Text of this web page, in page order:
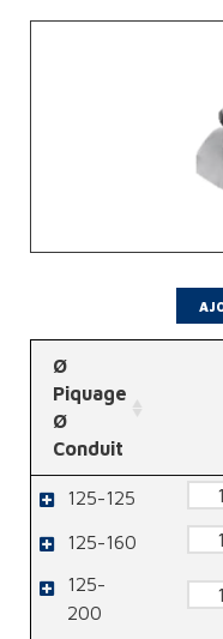
Ø
Piquage
Ø
Conduit
125-125
125-160
125-
200